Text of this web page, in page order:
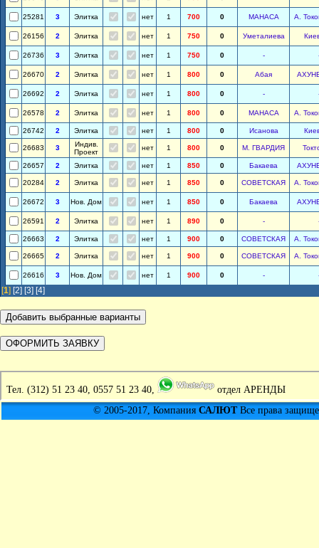
25281 3 Элитка нет 1 700 0 МАНАСА А.
26156 2 Элитка нет 1 750 0 Уметалиева
26736 3 Элитка нет 1 750 0 -
26670 2 Элитка нет 1 800 0 Абая
26692 2 Элитка нет 1 800 0 -
26578 2 Элитка нет 1 800 0 МАНАСА А.
26742 2 Элитка нет 1 800 0 Исанова
26683 3
Индив.
Проект
нет 1 800 0 М. ГВАРДИЯ
26657 2 Элитка нет 1 850 0 Бакаева
20284 2 Элитка нет 1 850 0 СОВЕТСКАЯ А.
26672 3 Нов. Дом нет 1 850 0 Бакаева
26591 2 Элитка нет 1 890 0 -
26663 2 Элитка нет 1 900 0 СОВЕТСКАЯ А.
26665 2 Элитка нет 1 900 0 СОВЕТСКАЯ А.
26616 3 Нов. Дом нет 1 900 0 -
[1] [2] [3] [4]
Тел. (312) 51 23 40, 0557 51 23 40,
отдел АРЕНДЫ
© 2005-2017, Компания САЛЮТВсе права